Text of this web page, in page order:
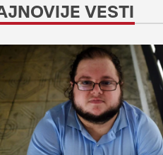
VESTI